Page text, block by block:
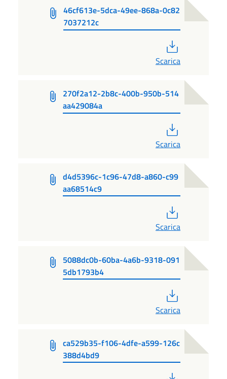
46cf613e-5dca-49ee-868a-0c82
7037212c
Scarica
270f2a12-2b8c-400b-950b-514
aa429084a
Scarica
d4d5396c-1c96-47d8-a860-c99
aa68514c9
Scarica
5088dc0b-60ba-4a6b-9318-091
5db1793b4
Scarica
ca529b35-f106-4dfe-a599-126c
388d4bd9